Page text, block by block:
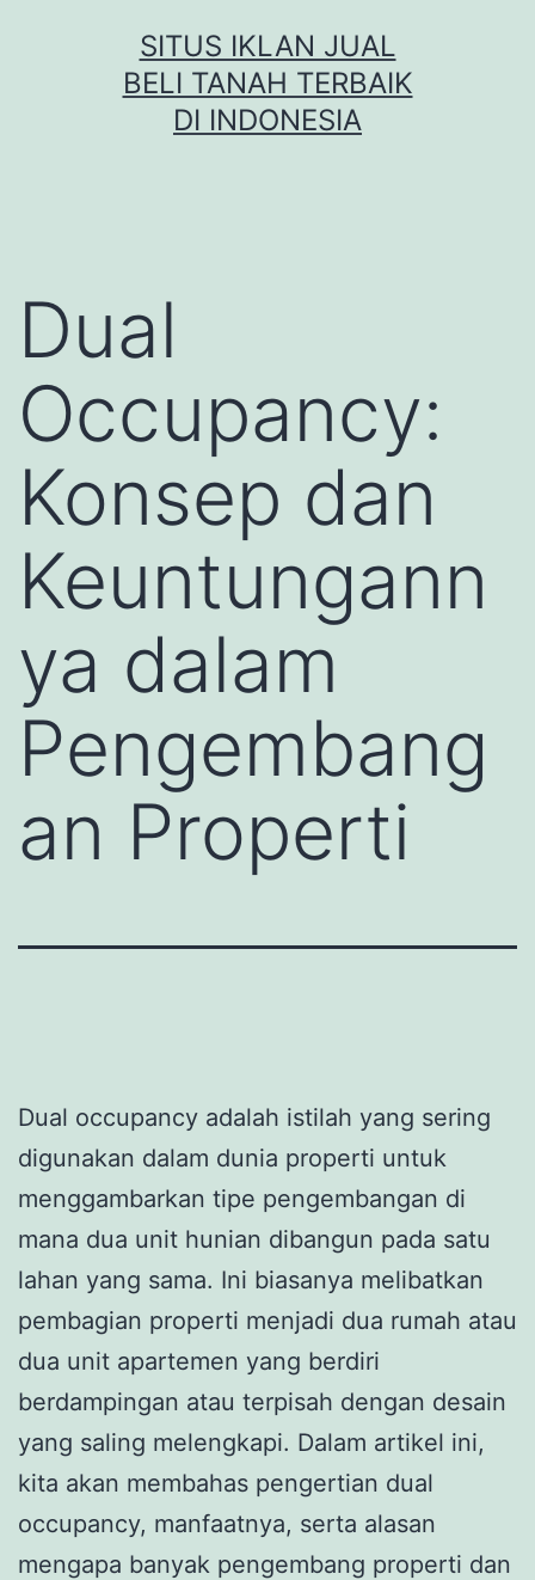
SITUS IKLAN JUAL
BELI TANAH TERBAIK
DI INDONESIA
Dual
Occupancy:
Konsep dan
Keuntungann
ya dalam
Pengembang
an Properti
Dual occupancy adalah istilah yang sering
digunakan dalam dunia properti untuk
menggambarkan tipe pengembangan di
mana dua unit hunian dibangun pada satu
lahan yang sama. Ini biasanya melibatkan
pembagian properti menjadi dua rumah atau
dua unit apartemen yang berdiri
berdampingan atau terpisah dengan desain
yang saling melengkapi. Dalam artikel ini,
kita akan membahas pengertian dual
occupancy, manfaatnya, serta alasan
mengapa banyak pengembang properti dan